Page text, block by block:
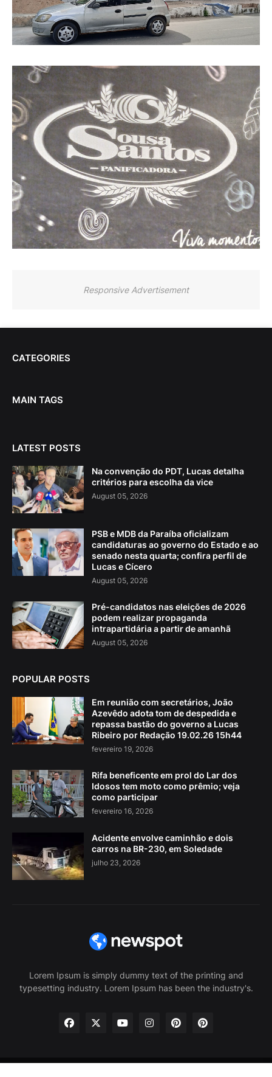
Responsive Advertisement
CATEGORIES
MAIN TAGS
LATEST POSTS
Na convenção do PDT, Lucas detalha
critérios para escolha da vice
August 05, 2026
PSB e MDB da Paraíba oficializam
candidaturas ao governo do Estado e ao
senado nesta quarta; confira perfil de
Lucas e Cícero
August 05, 2026
Pré-candidatos nas eleições de 2026
podem realizar propaganda
intrapartidária a partir de amanhã
August 05, 2026
POPULAR POSTS
Em reunião com secretários, João
Azevêdo adota tom de despedida e
repassa bastão do governo a Lucas
Ribeiro por Redação 19.02.26 15h44
fevereiro 19, 2026
Rifa beneficente em prol do Lar dos
Idosos tem moto como prêmio; veja
como participar
fevereiro 16, 2026
Acidente envolve caminhão e dois
carros na BR-230, em Soledade
julho 23, 2026
Lorem Ipsum is simply dummy text of the printing and
typesetting industry. Lorem Ipsum has been the industry's.